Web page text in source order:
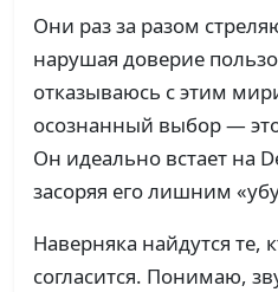
Они раз за разом
нарушая доверие
отказываюсь с этим
осознанный выбор —
Он идеально встает на
засоряя его лишним
Наверняка найдутся те,
согласится. Понимаю,